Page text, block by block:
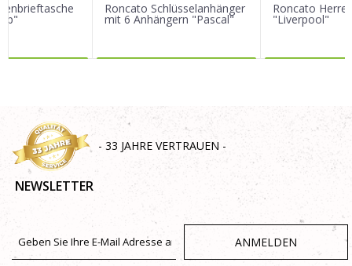
Roncato Schlüsselanhänger
mit 6 Anhängern "Pascal"
Roncato
"Liverpool"
- 33 JAHRE VERTRAUEN -
NEWSLETTER
ANMELDEN